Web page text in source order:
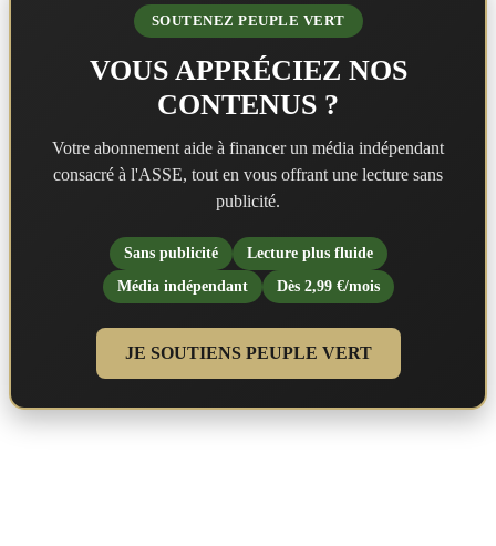
SOUTENEZ PEUPLE VERT
VOUS APPRÉCIEZ NOS
CONTENUS ?
Votre abonnement aide à financer un média indépendant
consacré à l'ASSE, tout en vous offrant une lecture sans
publicité.
Sans publicité
Lecture plus fluide
Média indépendant
Dès 2,99 €/mois
JE SOUTIENS PEUPLE VERT